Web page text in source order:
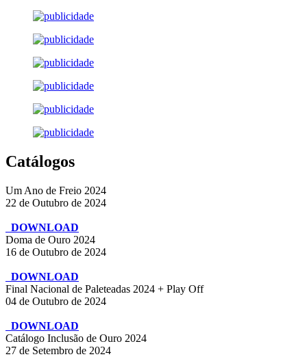
Catálogos
Um Ano de Freio 2024
22 de Outubro de 2024
DOWNLOAD
Doma de Ouro 2024
16 de Outubro de 2024
DOWNLOAD
Final Nacional de Paleteadas 2024 + Play Off
04 de Outubro de 2024
DOWNLOAD
Catálogo Inclusão de Ouro 2024
27 de Setembro de 2024